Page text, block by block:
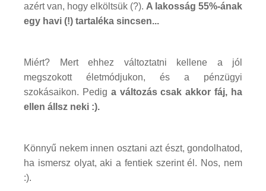
azért van, hogy elköltsük (?). A lakosság 55%-ának
egy havi (!) tartaléka sincsen...
Miért? Mert ehhez változtatni kellene a jól
megszokott életmódjukon, és a pénzügyi
szokásaikon. Pedig a változás csak akkor fáj, ha
ellen állsz neki :).
Könnyű nekem innen osztani azt észt, gondolhatod,
ha ismersz olyat, aki a fentiek szerint él. Nos, nem
:).